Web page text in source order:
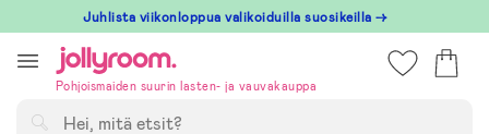
till
innehållet
Juhlista viikonloppua valikoiduilla suosikeilla →
Pohjoismaiden suurin lasten- ja vauvakauppa